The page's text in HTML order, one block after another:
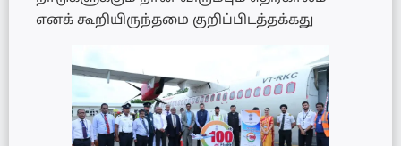
எனக் கூறியிருந்தமை குறிப்பிடத்தக்கது